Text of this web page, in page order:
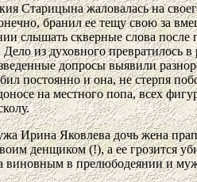
Старицына жаловалась на
бранил ее тещу свою за
слышать скверные слова после
из духовного превратилось
допросы выявили
постоянно и она, не стерпя
на местного попа, всех
Ирина Яковлева дочь жена
денщиком (!), а ее грозится
в прелюбодеянии и